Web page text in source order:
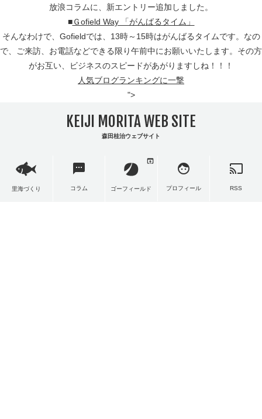
放浪コラムに、新エントリー追加しました。
■Ｇofield Way 「がんばるタイム」
そんなわけで、Gofieldでは、13時～15時はがんばるタイムです。なの
で、ご来訪、お電話などできる限り午前中にお願いいたします。その方
がお互い、ビジネスのスピードがあがりますしね！！！
人気ブログランキングに一撃
">
KEIJI MORITA WEB SITE
森田桂治ウェブサイト
里海づくり
sms
コラム ゴーフィールド
open_in_browser
face
プロフィール
cast
RSS